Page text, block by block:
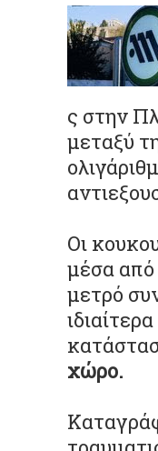
ς στην
μεταξύ
Οι
μέσα από
μετρό
χώρο.